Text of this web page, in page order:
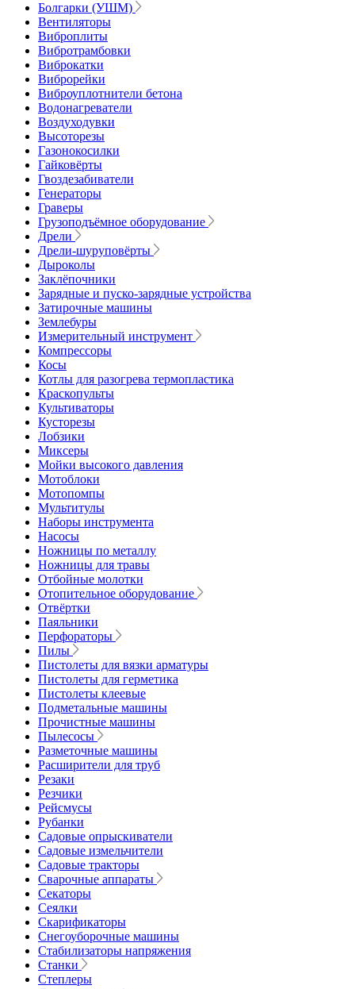
Болгарки (УШМ)
Вентиляторы
Виброплиты
Вибротрамбовки
Виброкатки
Виброрейки
Виброуплотнители бетона
Водонагреватели
Воздуходувки
Высоторезы
Газонокосилки
Гайковёрты
Гвоздезабиватели
Генераторы
Граверы
Грузоподъёмное оборудование
Дрели
Дрели-шуруповёрты
Дыроколы
Заклёпочники
Зарядные и пуско-зарядные устройства
Затирочные машины
Землебуры
Измерительный инструмент
Компрессоры
Косы
Котлы для разогрева термопластика
Краскопульты
Культиваторы
Кусторезы
Лобзики
Миксеры
Мойки высокого давления
Мотоблоки
Мотопомпы
Мультитулы
Наборы инструмента
Насосы
Ножницы по металлу
Ножницы для травы
Отбойные молотки
Отопительное оборудование
Отвёртки
Паяльники
Перфораторы
Пилы
Пистолеты для вязки арматуры
Пистолеты для герметика
Пистолеты клеевые
Подметальные машины
Прочистные машины
Пылесосы
Разметочные машины
Расширители для труб
Резаки
Резчики
Рейсмусы
Рубанки
Садовые опрыскиватели
Садовые измельчители
Садовые тракторы
Сварочные аппараты
Секаторы
Сеялки
Скарификаторы
Снегоуборочные машины
Стабилизаторы напряжения
Станки
Степлеры